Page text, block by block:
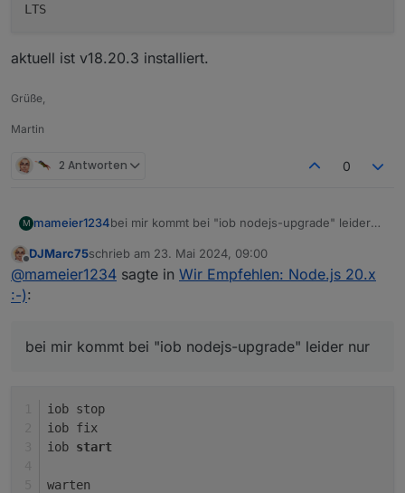
LTS
aktuell ist v18.20.3 installiert.
Grüße,
Martin
2 Antworten 0
M mameier1234bei mir kommt bei "iob nodejs-upgrade" leider
DJMarc75schrieb am 23. Mai 2024, 09:00
zuletzt editiert von
@mameier1234 sagte in Wir Empfehlen: Node.js 20.x
:-):
bei mir kommt bei "iob nodejs-upgrade" leider nur
iob stop
iob fix
iob start
warten